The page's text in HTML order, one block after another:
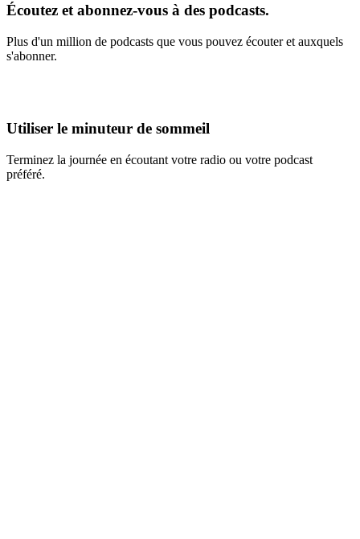
Écoutez et abonnez-vous à des podcasts.
Plus d'un million de podcasts que vous pouvez écouter et auxquels
s'abonner.
Utiliser le minuteur de sommeil
Terminez la journée en écoutant votre radio ou votre podcast
préféré.